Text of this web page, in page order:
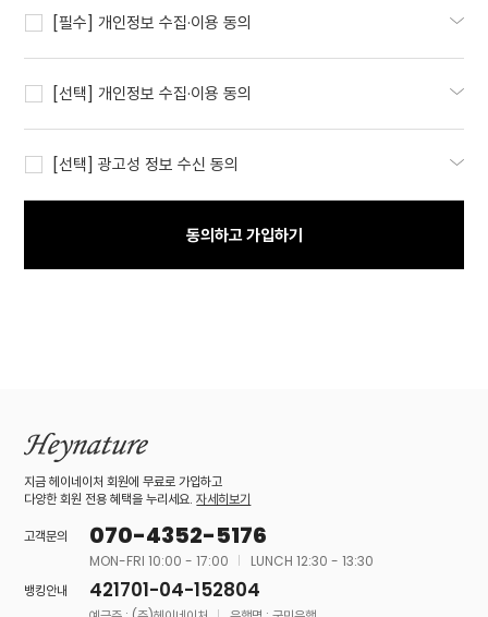
[필수] 개인정보 수집·이용 동의
[선택] 개인정보 수집·이용 동의
[선택] 광고성 정보 수신 동의
동의하고 가입하기
지금 헤이네이처 회원에 무료로 가입하고
다양한 회원 전용 혜택을 누리세요.자세히보기
고객문의
070-4352-5176
MON-FRI 10:00 - 17:00
LUNCH 12:30 - 13:30
뱅킹안내
421701-04-152804